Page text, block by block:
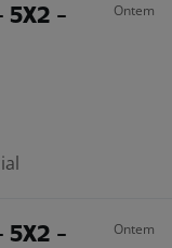
5X2 -
Ontem
5X2 -
Ontem